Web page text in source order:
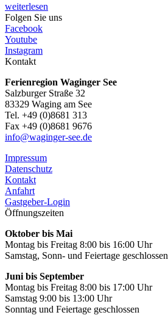
weiterlesen
Folgen Sie uns
Facebook
Youtube
Instagram
Kontakt
Ferienregion Waginger See
Salzburger Straße 32
83329 Waging am See
Tel. +49 (0)8681 313
Fax +49 (0)8681 9676
info@waginger-see.de
Impressum
Datenschutz
Kontakt
Anfahrt
Gastgeber-Login
Öffnungszeiten
Oktober bis Mai
Montag bis Freitag 8:00 bis 16:00 Uhr
Samstag, Sonn- und Feiertage geschlossen
Juni bis September
Montag bis Freitag 8:00 bis 17:00 Uhr
Samstag 9:00 bis 13:00 Uhr
Sonntag und Feiertage geschlossen